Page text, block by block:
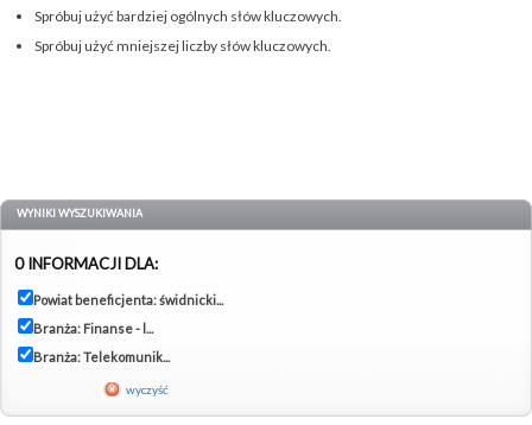
Spróbuj użyć bardziej ogólnych słów kluczowych.
Spróbuj użyć mniejszej liczby słów kluczowych.
WYNIKI WYSZUKIWANIA
0 INFORMACJI DLA:
Powiat beneficjenta: świdnicki...
Branża: Finanse - l...
Branża: Telekomunik...
wyczyść